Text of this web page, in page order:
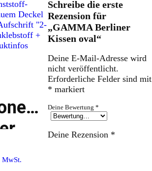
MwSt.
Schreibe die erste
Rezension für
„GAMMA Berliner
Kissen oval“
Deine E-Mail-Adresse wird
nicht veröffentlicht.
Erforderliche Felder sind mit
* markiert
Deine Bewertung *
Deine Rezension *